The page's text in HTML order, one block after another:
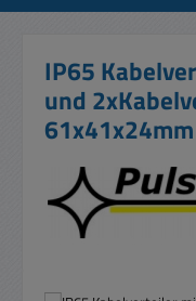
IP65
und
61x41x24mm